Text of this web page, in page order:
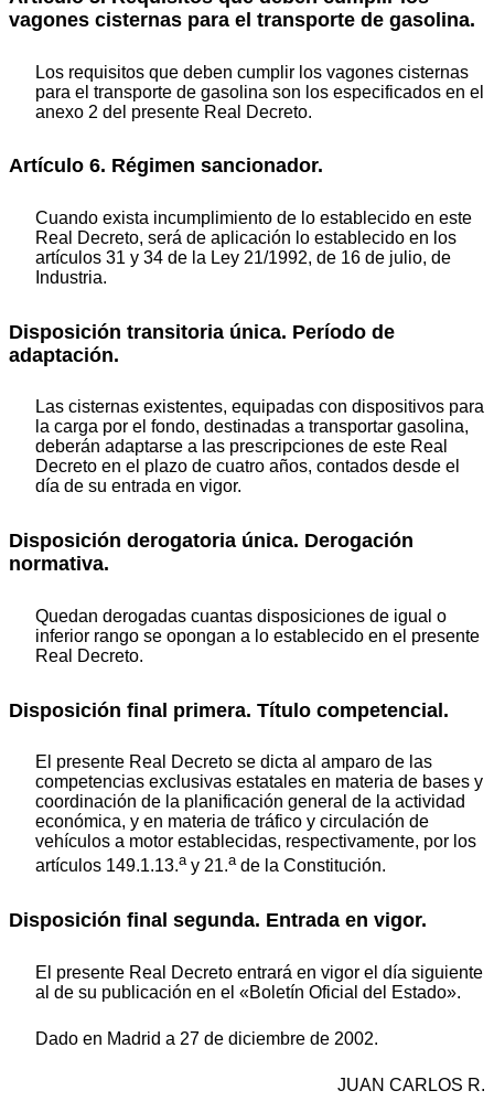
vagones cisternas para el transporte de gasolina.
Los requisitos que deben cumplir los vagones cisternas
para el transporte de gasolina son los especificados en el
anexo 2 del presente Real Decreto.
Artículo 6. Régimen sancionador.
Cuando exista incumplimiento de lo establecido en este
Real Decreto, será de aplicación lo establecido en los
artículos 31 y 34 de la Ley 21/1992, de 16 de julio, de
Industria.
Disposición transitoria única. Período de
adaptación.
Las cisternas existentes, equipadas con dispositivos para
la carga por el fondo, destinadas a transportar gasolina,
deberán adaptarse a las prescripciones de este Real
Decreto en el plazo de cuatro años, contados desde el
día de su entrada en vigor.
Disposición derogatoria única. Derogación
normativa.
Quedan derogadas cuantas disposiciones de igual o
inferior rango se opongan a lo establecido en el presente
Real Decreto.
Disposición final primera. Título competencial.
El presente Real Decreto se dicta al amparo de las
competencias exclusivas estatales en materia de bases y
coordinación de la planificación general de la actividad
económica, y en materia de tráfico y circulación de
vehículos a motor establecidas, respectivamente, por los
artículos 149.1.13.ay 21.ade la Constitución.
Disposición final segunda. Entrada en vigor.
El presente Real Decreto entrará en vigor el día siguiente
al de su publicación en el «Boletín Oficial del Estado».
Dado en Madrid a 27 de diciembre de 2002.
JUAN CARLOS R.